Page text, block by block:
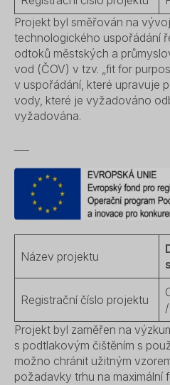
Projekt byl směřován na
technologického uspořádání
odtoků městských a
vod (ČOV) v tzv. „fit for
v uspořádání, které upravuje
vody, které je vyžadováno
vyžadována.
Název projektu
Registrační číslo projektu
Projekt byl zaměřen na
s podtlakovým čištěním s
možno chránit užitným
požadavky trhu na maximální